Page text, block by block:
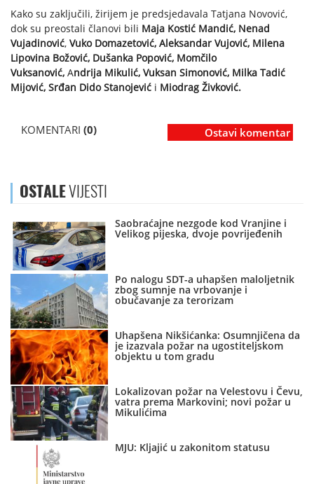
Kako su zaključili, žirijem je predsjedavala Tatjana Novović,
dok su preostali članovi bili Maja Kostić Mandić, Nenad
Vujadinović, Vuko Domazetović, Aleksandar Vujović, Milena
Lipovina Božović, Dušanka Popović, Momčilo
Vuksanović, Andrija Mikulić, Vuksan Simonović, Milka Tadić
Mijović, Srđan Dido Stanojević i Miodrag Živković.
KOMENTARI (0) Ostavi komentar
OSTALEVIJESTI
Saobraćajne nezgode kod Vranjine i
Velikog pijeska, dvoje povrijeđenih
Po nalogu SDT-a uhapšen maloljetnik
zbog sumnje na vrbovanje i
obučavanje za terorizam
Uhapšena Nikšićanka: Osumnjičena da
je izazvala požar na ugostiteljskom
objektu u tom gradu
Lokalizovan požar na Velestovu i Čevu,
vatra prema Markovini; novi požar u
Mikulićima
MJU: Kljajić u zakonitom statusu